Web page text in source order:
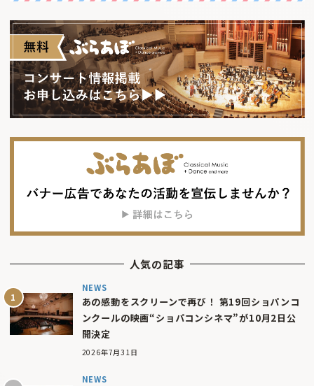
人気の記事
NEWS
あの感動をスクリーンで再び！ 第19回ショパンコ
ンクールの映画“ショパコンシネマ”が10月2日公
開決定
2026年7月31日
NEWS